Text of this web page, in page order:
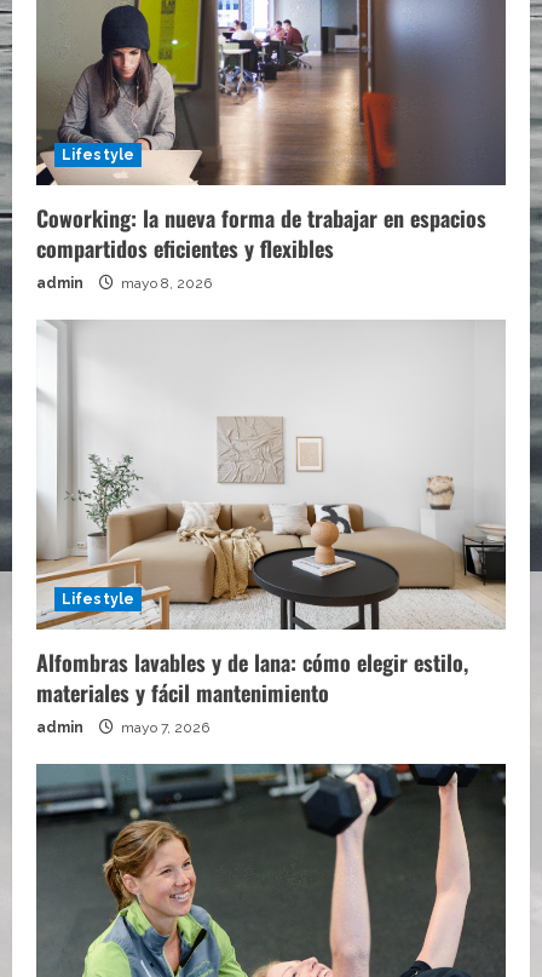
Lifestyle
Coworking: la nueva forma de trabajar en espacios
compartidos eficientes y flexibles
admin mayo 8, 2026
Lifestyle
Alfombras lavables y de lana: cómo elegir estilo,
materiales y fácil mantenimiento
admin mayo 7, 2026